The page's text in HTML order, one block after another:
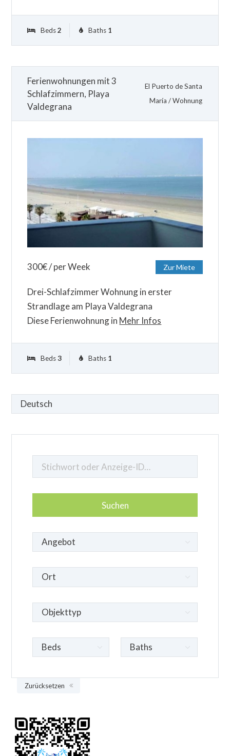
Beds 2 Baths 1
Ferienwohnungen mit 3
Schlafzimmern, Playa
Valdegrana
El Puerto de Santa
María /Wohnung
300€/ per Week Zur Miete
Drei-Schlafzimmer Wohnung in erster
Strandlage am Playa Valdegrana
Diese Ferienwohnung in Mehr Infos
Beds 3 Baths 1
Sprache
auswählen
Zurücksetzen